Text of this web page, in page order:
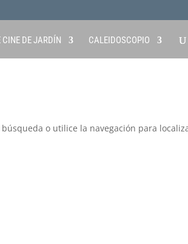
CINE DE JARDÍN CALEIDOSCOPIO
o utilice la navegación para